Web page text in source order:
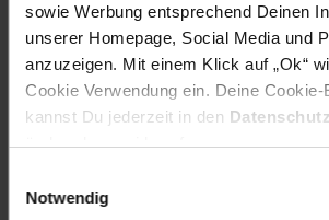
sowie Werbung entsprechend Deinen
unserer Homepage, Social Media und
anzuzeigen. Mit einem Klick auf „Ok“
Cookie Verwendung ein. Deine Cookie-
kannst Du jederzeit in den
ändern bzw. widerrufen.
Notwendig
Netto Reisen TV-Shop